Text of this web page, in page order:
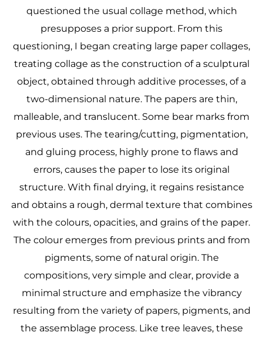
questioned the usual collage method, which
presupposes a prior support. From this
questioning, I began creating large paper collages,
treating collage as the construction of a sculptural
object, obtained through additive processes, of a
two-dimensional nature. The papers are thin,
malleable, and translucent. Some bear marks from
previous uses. The tearing/cutting, pigmentation,
and gluing process, highly prone to flaws and
errors, causes the paper to lose its original
structure. With final drying, it regains resistance
and obtains a rough, dermal texture that combines
with the colours, opacities, and grains of the paper.
The colour emerges from previous prints and from
pigments, some of natural origin. The
compositions, very simple and clear, provide a
minimal structure and emphasize the vibrancy
resulting from the variety of papers, pigments, and
the assemblage process. Like tree leaves, these